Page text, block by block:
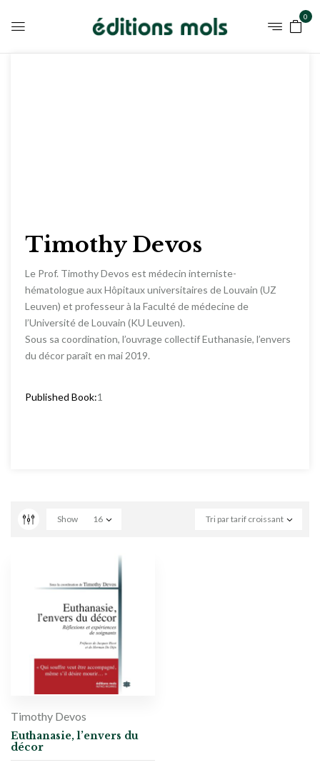
0
Timothy Devos
Le Prof. Timothy Devos est médecin interniste-
hématologue aux Hôpitaux universitaires de Louvain (UZ
Leuven) et professeur à la Faculté de médecine de
l’Université de Louvain (KU Leuven).
Sous sa coordination, l’ouvrage collectif Euthanasie, l’envers
du décor paraît en mai 2019.
Published Book:1
Tri par tarif croissant
Show 16
Timothy Devos
Euthanasie, l’envers du
décor